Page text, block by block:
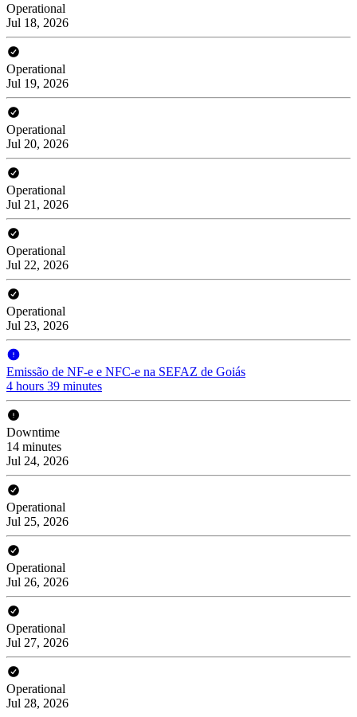
Operational
Jul 18, 2026
Operational
Jul 19, 2026
Operational
Jul 20, 2026
Operational
Jul 21, 2026
Operational
Jul 22, 2026
Operational
Jul 23, 2026
Emissão de NF-e e NFC-e na SEFAZ de Goiás
4 hours 39 minutes
Downtime
14 minutes
Jul 24, 2026
Operational
Jul 25, 2026
Operational
Jul 26, 2026
Operational
Jul 27, 2026
Operational
Jul 28, 2026